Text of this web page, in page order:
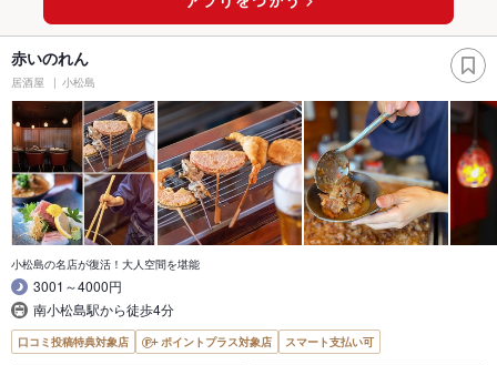
赤いのれん
居酒屋 小松島
小松島の名店が復活！大人空間を堪能
3001～4000円
南小松島駅から徒歩4分
口コミ投稿特典対象店 ポイントプラス対象店 スマート支払い可